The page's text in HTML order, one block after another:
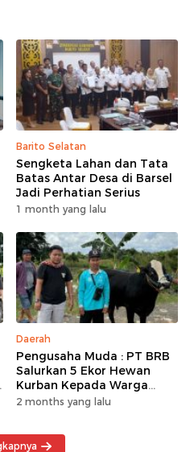
Barito Selatan
Sengketa Lahan dan Tata
Batas Antar Desa di Barsel
Jadi Perhatian Serius
1 month yang lalu
Daerah
Pengusaha Muda : PT BRB
Salurkan 5 Ekor Hewan
Kurban Kepada Warga
Khususnya Wilayah
2 months yang lalu